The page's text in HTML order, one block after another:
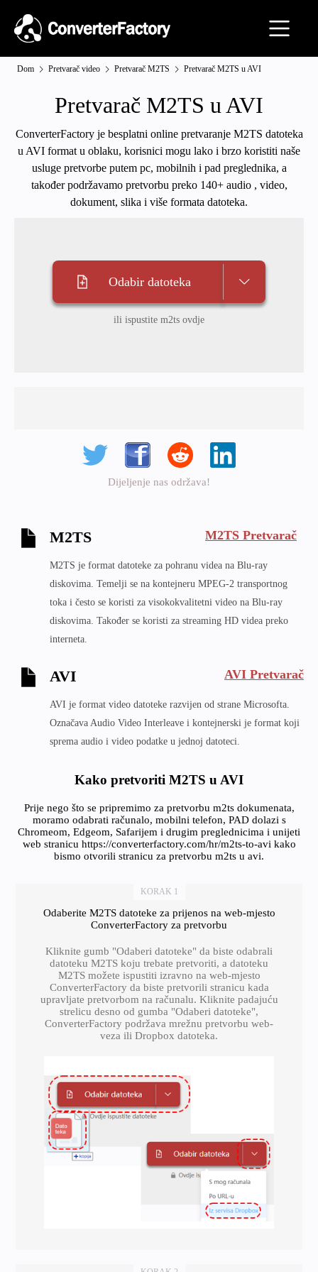
Dom Pretvarač video Pretvarač M2TS Pretvarač M2TS u AVI
Pretvarač M2TS u AVI
ConverterFactory je besplatni online pretvaranje M2TS datoteka
u AVI format u oblaku, korisnici mogu lako i brzo koristiti naše
usluge pretvorbe putem pc, mobilnih i pad preglednika, a
također podržavamo pretvorbu preko 140+ audio , video,
dokument, slika i više formata datoteka.
Odabir datoteka
ili ispustite m2ts ovdje
Dijeljenje nas održava!
M2TS M2TS Pretvarač
M2TS je format datoteke za pohranu videa na Blu-ray
diskovima. Temelji se na kontejneru MPEG-2 transportnog
toka i često se koristi za visokokvalitetni video na Blu-ray
diskovima. Također se koristi za streaming HD videa preko
interneta.
AVI AVI Pretvarač
AVI je format video datoteke razvijen od strane Microsofta.
Označava Audio Video Interleave i kontejnerski je format koji
sprema audio i video podatke u jednoj datoteci.
Kako pretvoriti M2TS u AVI
Prije nego što se pripremimo za pretvorbu m2ts dokumenata,
moramo odabrati računalo, mobilni telefon, PAD dolazi s
Chromeom, Edgeom, Safarijem i drugim preglednicima i unijeti
web stranicu https://converterfactory.com/hr/m2ts-to-avi kako
bismo otvorili stranicu za pretvorbu m2ts u avi.
KORAK 1
Odaberite M2TS datoteke za prijenos na web-mjesto
ConverterFactory za pretvorbu
Kliknite gumb "Odaberi datoteke" da biste odabrali
datoteku M2TS koju trebate pretvoriti, a datoteku
M2TS možete ispustiti izravno na web-mjesto
ConverterFactory da biste pretvorili stranicu kada
upravljate pretvorbom na računalu. Kliknite padajuću
strelicu desno od gumba "Odaberi datoteke",
ConverterFactory podržava mrežnu pretvorbu web-
veza ili Dropbox datoteka.